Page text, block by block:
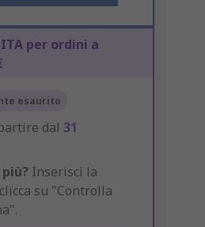
per ordini a
esaurito
dal 31
Inserisci la
su "Controlla